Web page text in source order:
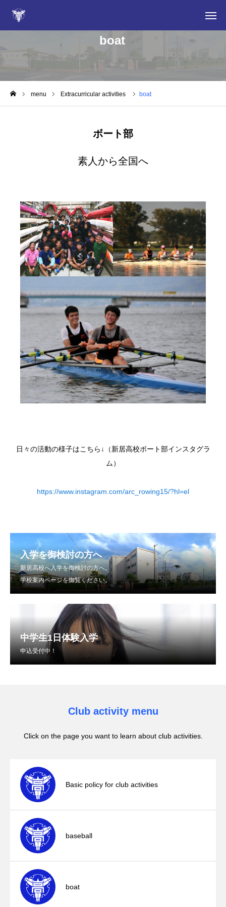
boat
menu Extracurricular activities boat
ボート部
素人から全国へ
日々の活動の様子はこちら↓（新居高校ボート部インスタグラ
ム）
https://www.instagram.com/arc_rowing15/?hl=el
入学を御検討の方へ
新居高校へ入学を御検討の方へ。
学校案内ページを御覧ください。
中学生1日体験入学
申込受付中！
Club activity menu
Click on the page you want to learn about club activities.
Basic policy for club activities
baseball
boat
For those considering admission
information
卒業生の皆さん・同窓会